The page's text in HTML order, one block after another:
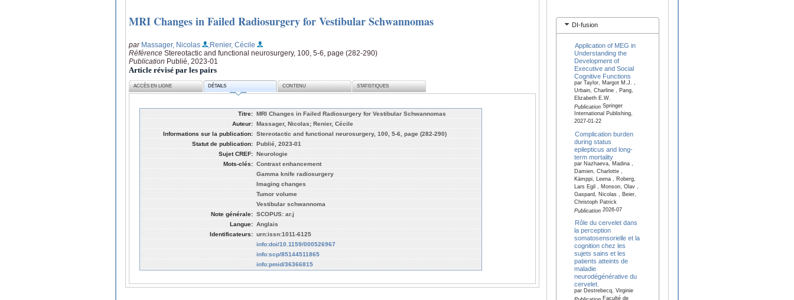
MRI Changes in Failed Radiosurgery for Vestibular Schwannomas
par Massager, Nicolas
;Renier, Cécile
Référence Stereotactic and functional neurosurgery, 100, 5-6, page (282-290)
Publication Publié, 2023-01
Article révisé par les pairs
ACCÈS EN LIGNE DÉTAILS CONTENU STATISTIQUES
Titre: MRI Changes in Failed Radiosurgery for Vestibular Schwannomas
Auteur: Massager, Nicolas; Renier, Cécile
Informations sur la publication: Stereotactic and functional neurosurgery, 100, 5-6, page (282-290)
Statut de publication: Publié, 2023-01
Sujet CREF: Neurologie
Mots-clés: Contrast enhancement
Gamma knife radiosurgery
Imaging changes
Tumor volume
Vestibular schwannoma
Note générale: SCOPUS: ar.j
Langue: Anglais
Identificateurs: urn:issn:1011-6125
info:doi/10.1159/000526967
info:scp/85144511865
info:pmid/36366815
DI-fusion
Application of MEG in
Understanding the
Development of
Executive and Social
Cognitive Functions
par Taylor, Margot M.J. ,
Urbain, Charline , Pang,
Elizabeth E.W.
PublicationSpringer
International Publishing,
2027-01-22
Complication burden
during status
epilepticus and long-
term mortality
par Nazhaeva, Madina ,
Damien, Charlotte ,
Kämppi, Leena , Roberg,
Lars Egil , Monson, Olav ,
Gaspard, Nicolas , Beier,
Christoph Patrick
Publication2026-07
Rôle du cervelet dans
la perception
somatosensorielle et la
cognition chez les
sujets sains et les
patients atteints de
maladie
neurodégénérative du
cervelet.
par Destrebecq, Virginie